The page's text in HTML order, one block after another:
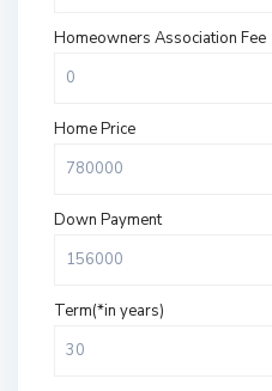
Homeowners Association Fee
Home Price
Down Payment
Term(*in years)